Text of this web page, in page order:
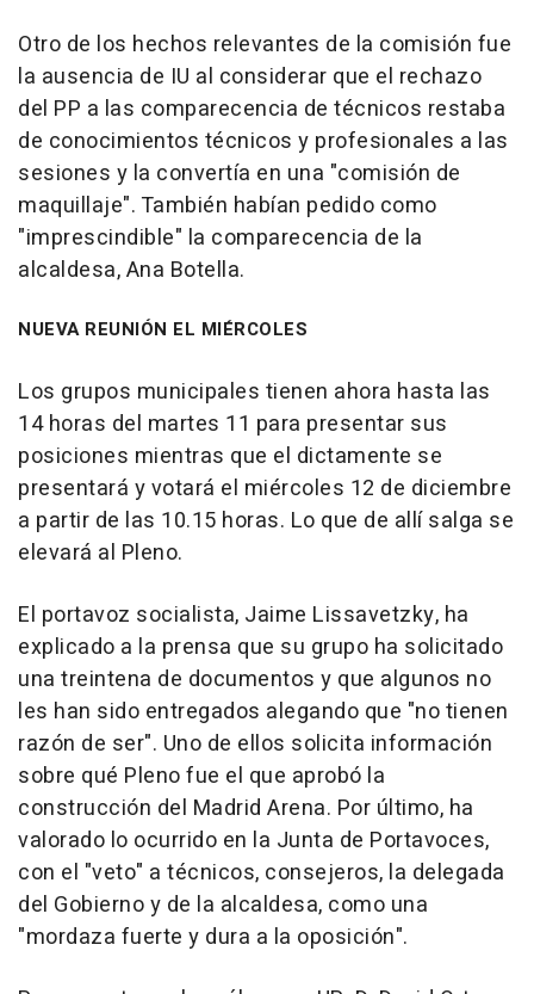
Otro de los hechos relevantes de la comisión fue
la ausencia de IU al considerar que el rechazo
del PP a las comparecencia de técnicos restaba
de conocimientos técnicos y profesionales a las
sesiones y la convertía en una "comisión de
maquillaje". También habían pedido como
"imprescindible" la comparecencia de la
alcaldesa, Ana Botella.
NUEVA REUNIÓN EL MIÉRCOLES
Los grupos municipales tienen ahora hasta las
14 horas del martes 11 para presentar sus
posiciones mientras que el dictamente se
presentará y votará el miércoles 12 de diciembre
a partir de las 10.15 horas. Lo que de allí salga se
elevará al Pleno.
El portavoz socialista, Jaime Lissavetzky, ha
explicado a la prensa que su grupo ha solicitado
una treintena de documentos y que algunos no
les han sido entregados alegando que "no tienen
razón de ser". Uno de ellos solicita información
sobre qué Pleno fue el que aprobó la
construcción del Madrid Arena. Por último, ha
valorado lo ocurrido en la Junta de Portavoces,
con el "veto" a técnicos, consejeros, la delegada
del Gobierno y de la alcaldesa, como una
"mordaza fuerte y dura a la oposición".